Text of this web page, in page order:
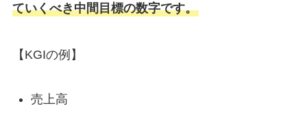
ていくべき中間目標の数字です。
【KGIの例】
売上高